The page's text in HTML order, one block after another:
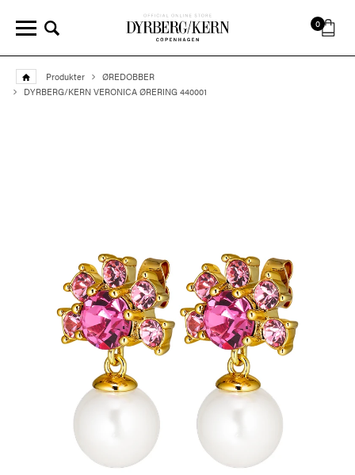
0
Produkter
ØREDOBBER
DYRBERG/KERN VERONICA ØRERING 440001